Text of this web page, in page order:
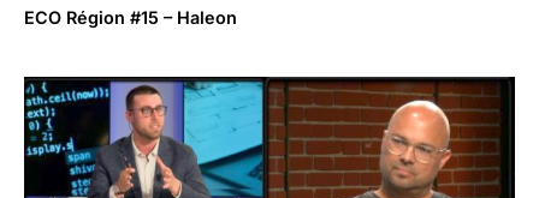
ECO Région #15 – Haleon